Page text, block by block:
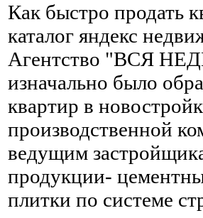
Как быстро продать
каталог яндекс
Агентство "ВСЯ
изначально было
квартир в
производственной
ведущим
продукции-
плитки по системе